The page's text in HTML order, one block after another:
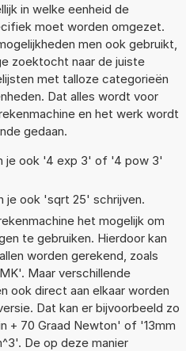
in welke eenheid de
moet worden omgezet.
men ook gebruikt,
zoektocht naar de juiste
met talloze categorieën
Dat alles wordt voor
en het werk wordt
gedaan.
je ook '4 exp 3' of '4 pow 3'
je ook 'sqrt 25' schrijven.
het mogelijk om
te gebruiken. Hierdoor kan
worden gerekend, zoals
Maar verschillende
ook direct aan elkaar worden
Dat kan er bijvoorbeeld zo
+ 70 Graad Newton' of '13mm
De op deze manier